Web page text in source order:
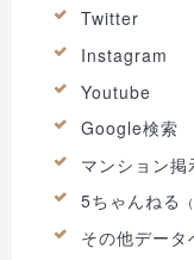
Twitter
Instagram
Youtube
Google検索
マンション掲
5ちゃんねる
その他データ